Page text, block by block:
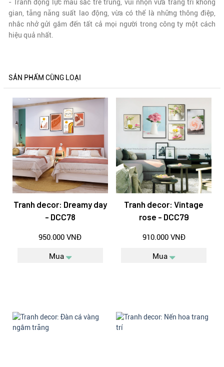
- Tranh động lực màu sắc trẻ trung, vui nhộn vừa trang trí không
gian, tăng năng suất lao động, vừa có thể là những thông điệp,
nhắc nhở gửi gắm đến tất cả mọi người trong công ty một cách
hiệu quả nhất.
SẢN PHẨM CÙNG LOẠI
Tranh decor: Dreamy day
- DCC78
950.000 VNĐ
Mua
Tranh decor: Vintage
rose - DCC79
910.000 VNĐ
Mua